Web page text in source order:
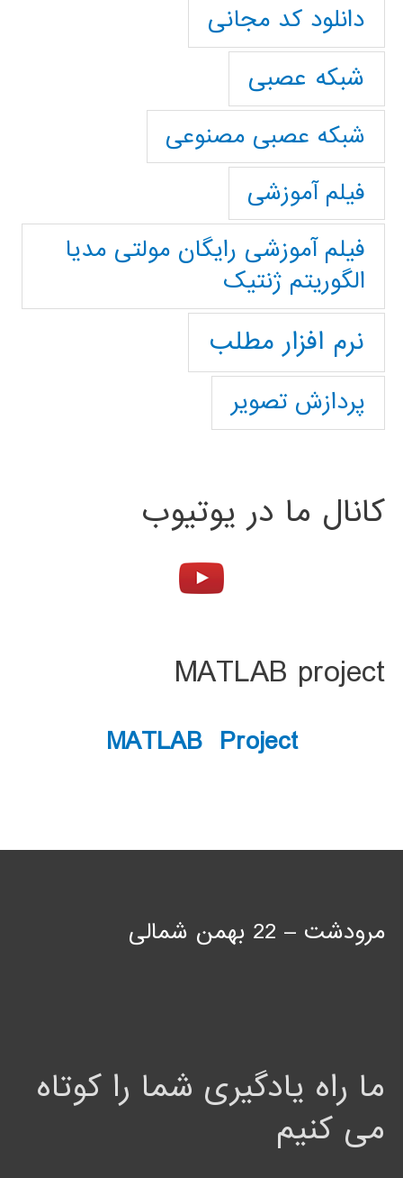
دانلود کد مجانی
شبکه عصبی
شبکه عصبی مصنوعی
فیلم آموزشی
فیلم آموزشی رایگان مولتی مدیا
الگوریتم ژنتیک
نرم افزار مطلب
پردازش تصویر
کانال ما در یوتیوب
MATLAB project
MATLAB Project
مرودشت – 22 بهمن شمالی
ما راه یادگیری شما را کوتاه
می کنیم